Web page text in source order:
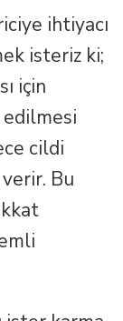
ihtiyacı
isteriz ki;
için
cildi
Bu